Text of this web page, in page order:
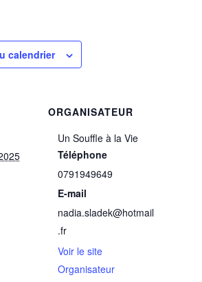
calendrier
ORGANISATEUR
Un Souffle à la Vie
Téléphone
0791949649
E-mail
nadia.sladek@hotmail
.fr
Voir le site
Organisateur